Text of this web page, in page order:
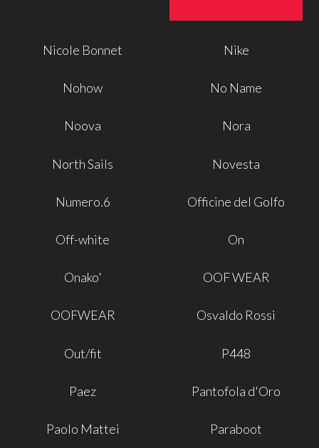
Nicole Bonnet Nike
Nohow No Name
Noova Nora
North Sails Novesta
Numero.6 Officine del Golfo
Off-white On
Onako' OOF WEAR
OOFWEAR Osvaldo Rossi
Out/fit P448
Paez Pantofola d'Oro
Paolo Mattei Paraboot